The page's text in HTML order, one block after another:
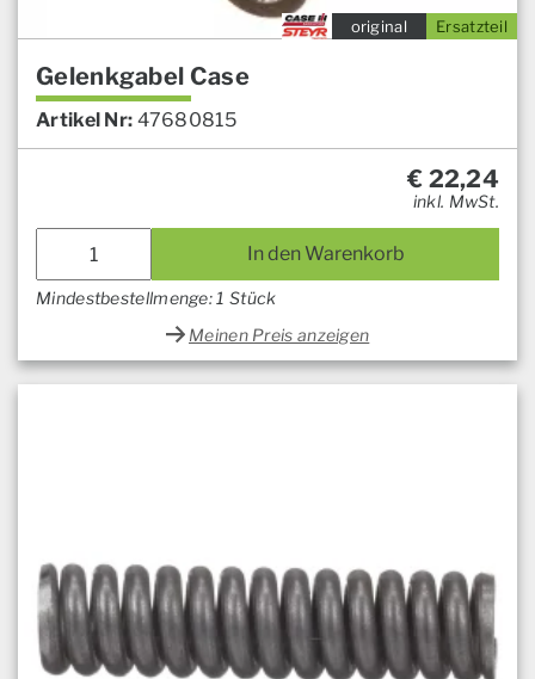
Ersatzteil
original
Gelenkgabel Case
Artikel Nr: 47680815
€ 22,24
inkl. MwSt.
In den Warenkorb
Mindestbestellmenge: 1 Stück
Meinen Preis anzeigen